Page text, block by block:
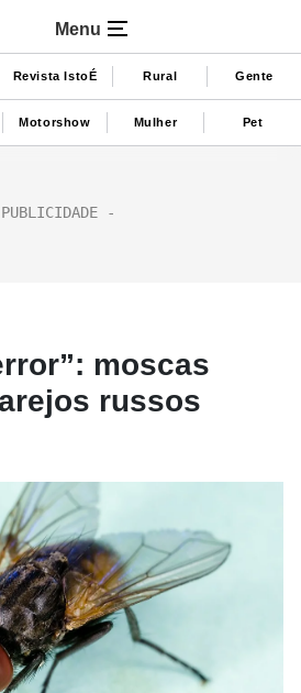
Menu
Revista IstoÉ Rural Gente
Motorshow Mulher Pet
moscas
russos